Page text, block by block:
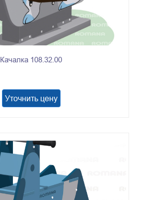
Уточнить цену
Качалка 108.32.00